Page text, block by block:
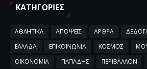
ΚΑΤΗΓΟΡΙΕΣ
ΑΘΛΗΤΙΚΑ ΑΠΟΨΕΙΣ ΑΡΘΡΑ
ΕΛΛΑΔΑ
ΕΠΙΚΟΙΝΩΝΙΑ ΚΟΣΜΟΣ
ΟΙΚΟΝΟΜΙΑ
ΠΑΠΑΔΗΣ ΠΕΡΙΒΑΛΛΟΝ